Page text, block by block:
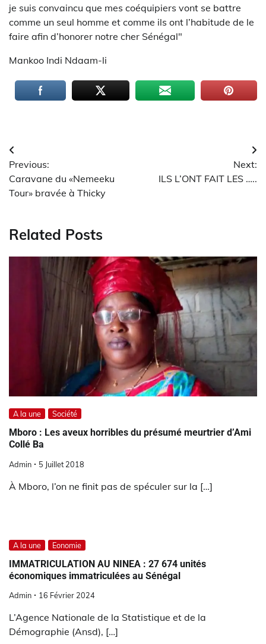
je suis convaincu que mes coéquipiers vont se battre
comme un seul homme et comme ils ont l’habitude de le
faire afin d’honorer notre cher Sénégal"
Mankoo Indi Ndaam-li
Navigation
de
l’article
Previous:
Caravane du «Nemeeku
Tour» bravée à Thicky
Next:
ILS L’ONT FAIT LES …..
Related Posts
A la une Société
Mboro : Les aveux horribles du présumé meurtrier d’Ami
Collé Ba
Admin 5 Juillet 2018
À Mboro, l’on ne finit pas de spéculer sur la […]
A la une Eonomie
IMMATRICULATION AU NINEA : 27 674 unités
économiques immatriculées au Sénégal
Admin 16 Février 2024
L’Agence Nationale de la Statistique et de la
Démographie (Ansd), […]